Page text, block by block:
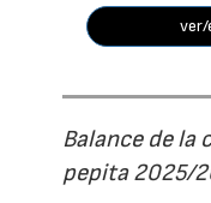
Balance de la
pepita 2025/